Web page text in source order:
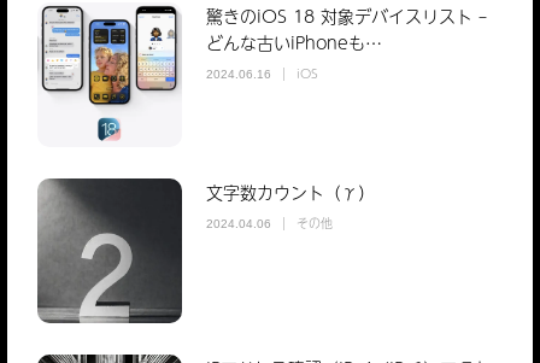
驚きのiOS 18 対象デバイスリスト –
どんな古いiPhoneも…
2024.06.16 iOS
文字数カウント（γ）
2024.04.06 その他